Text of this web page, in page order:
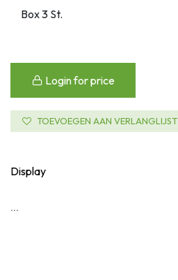
Login for price
TOEVOEGEN AAN VERLANGLIJST
Display
...